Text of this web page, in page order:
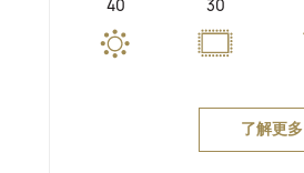
40 30
了解更多